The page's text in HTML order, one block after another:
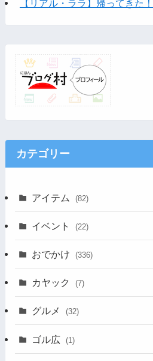
【リアル・ララ】帰ってきた！
カテゴリー
アイテム (82)
イベント (22)
おでかけ (336)
カヤック (7)
グルメ (32)
ゴル広 (1)